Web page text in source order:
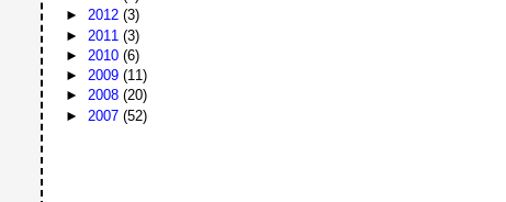
►2012(3)
► 2011(3)
► 2010(6)
►2009(11)
►2008(20)
► 2007(52)